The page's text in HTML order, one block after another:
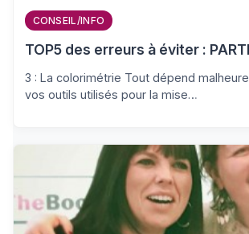
CONSEIL/INFO
TOP5 des erreurs à éviter :
3 : La colorimétrie Tout dépend
vos outils utilisés pour la mise…